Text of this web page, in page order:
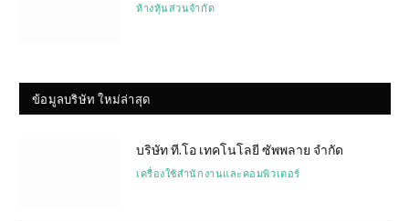
ห้างหุ้นส่วนจำกัด
ข้อมูลบริษัท ใหม่ล่าสุด
บริษัท ที.โอ เทคโนโลยี ซัพพลาย จำกัด
เครื่องใช้สำนักงานและคอมพิวเตอร์